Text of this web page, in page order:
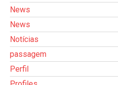
News
News
Notícias
passagem
Perfil